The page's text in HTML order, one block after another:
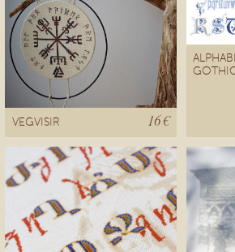
VEGVISIR 16 €